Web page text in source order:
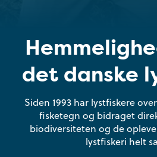
det danske
Siden 1993 har lystfiskere
fisketegn og bidraget
biodiversiteten og de
lystfiskeri helt